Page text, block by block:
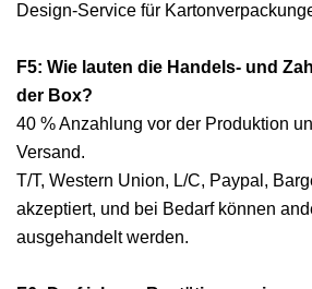
Design-Service für
F5: Wie lauten die Handels- und
der Box?
40 % Anzahlung vor der Produktion
Versand.
T/T, Western Union, L/C, Paypal,
akzeptiert, und bei Bedarf können
ausgehandelt werden.